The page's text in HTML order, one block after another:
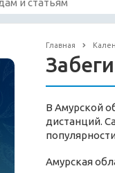
Главная
В Амурской
дистанций.
Амурская